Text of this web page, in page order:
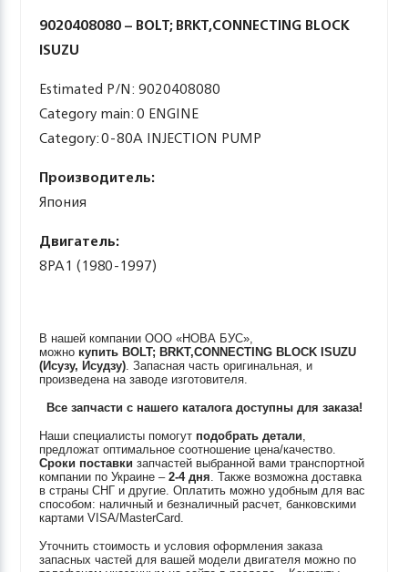
9020408080 – BOLT; BRKT,CONNECTING BLOCK
ISUZU
Estimated P/N: 9020408080
Category main: 0 ENGINE
Category: 0-80A INJECTION PUMP
Производитель:
Япония
Двигатель:
8PA1 (1980-1997)
В нашей компании ООО «НОВА БУС»,
можно купить BOLT; BRKT,CONNECTING BLOCK ISUZU
(Исузу, Исудзу). Запасная часть оригинальная, и
произведена на заводе изготовителя.
Все запчасти с нашего каталога доступны для заказа!
Наши специалисты помогут подобрать детали,
предложат оптимальное соотношение цена/качество.
Сроки поставки запчастей выбранной вами транспортной
компании по Украине –2-4 дня. Также возможна доставка
в страны СНГ и другие. Оплатить можно удобным для вас
способом: наличный и безналичный расчет, банковскими
картами VISA/MasterCard.
Уточнить стоимость и условия оформления заказа
запасных частей для вашей модели двигателя можно по